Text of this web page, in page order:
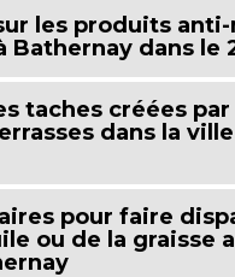
les produits
Bathernay dans le
taches créées
dans la
pour faire
ou de la graisse